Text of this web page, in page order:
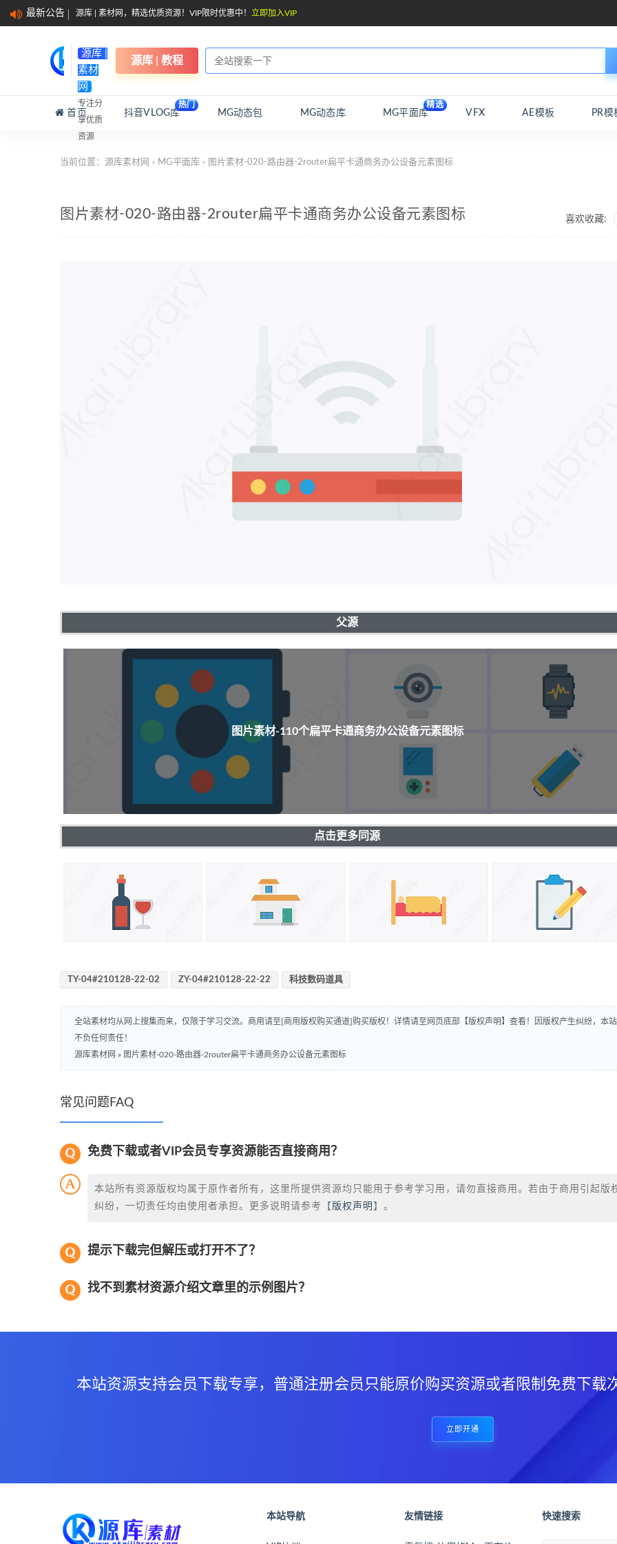
最新公告 源库 | 素材网，精选优质资源！VIP限时优惠中！ 立即加入VIP
源库 |
素材
网
专注分
享优质
资源
源库 | 教程
首页 抖音VLOG库
热门
MG动态包 MG动态库 MG平面库
精选
VFX AE模板 PR模
当前位置： 源库素材网 > MG平面库 > 图片素材-020-路由器-2router扁平卡通商务办公设备元素图标
喜欢收藏:
图片素材-020-路由器-2router扁平卡通商务办公设备元素图标
父源
图片素材-110个扁平卡通商务办公设备元素图标
点击更多同源
TY-04#210128-22-02 ZY-04#210128-22-22 科技数码道具
全站素材均从网上搜集而来，仅限于学习交流。商用请至[商用版权购买通道]购买版权！详情请至网页底部【版权声明】查看！因版权产生纠纷，本站
不负任何责任！
源库素材网 » 图片素材-020-路由器-2router扁平卡通商务办公设备元素图标
常见问题FAQ
免费下载或者VIP会员专享资源能否直接商用？
本站所有资源版权均属于原作者所有，这里所提供资源均只能用于参考学习用，请勿直接商用。若由于商用引起版
纠纷，一切责任均由使用者承担。更多说明请参考【 版权声明 】。
提示下载完但解压或打开不了？
找不到素材资源介绍文章里的示例图片？
本站资源支持会员下载专享，普通注册会员只能原价购买资源或者限制免费下载
立即开通
本站导航 友情链接 快速搜索